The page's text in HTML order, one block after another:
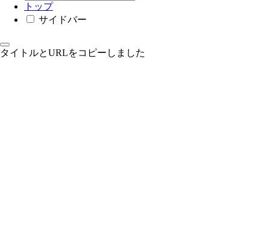
トップ
サイドバー
タイトルとURLをコピーしました